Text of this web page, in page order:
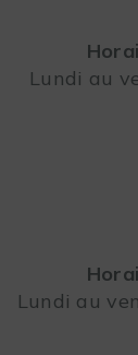
Lundi au
Lundi au